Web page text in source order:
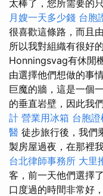
太棒了，您所需要的
月嫂一天多少錢 台胞
很喜歡這條路，而且
所以我對組織有很好
Honningsvag有休閒
由選擇他們想做的事
巨魔的牆，這是一個
的垂直岩壁，因此我
計 營業用冰箱 台胞證
醫 徒步旅行後，我們
製房屋過夜，在那裡
台北律師事務所 大里
客，前一天他們選擇
口度過的時間非常好